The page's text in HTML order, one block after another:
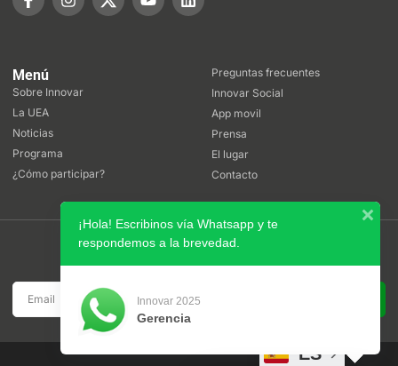
Menú
Sobre Innovar
La UEA
Noticias
Programa
¿Cómo participar?
Preguntas frecuentes
Innovar Social
App movil
Prensa
El lugar
Contacto
ES
¡Hola! Escribinos vía Whatsapp y te
respondemos a la brevedad.
Innovar 2025
Gerencia